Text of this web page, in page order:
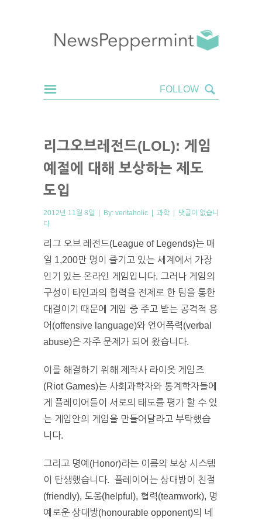
리그오브레전드(LOL): 게임
예절에 대해 보상하는 제도
도입
2012년 11월 8일 | By: veritaholic | 과학 | 댓글이 없습니
다
리그 오브 레전드(League of Legends)는 매
일 1,200만 명이 즐기고 있는 세계에서 가장
인기 있는 온라인 게임입니다. 그러나 게임의
구성이 타인과의 협력을 전제로 한 팀을 통한
대결이기 때문에 게임 중 주고 받는 공격적 용
어(offensive language)와 언어폭력(verbal
abuse)은 자주 문제가 되어 왔습니다.
이를 해결하기 위해 제작사 라이옷 게임즈
(Riot Games)는 사회과학자와 통계학자들에
게 플레이어들이 서로의 태도를 평가 할 수 있
는 게임안의 게임을 만들어달라고 부탁했습
니다.
그리고 명예(Honor)라는 이름의 보상 시스템
이 탄생했습니다. 플레이어는 상대방이 친절
(friendly), 도움(helpful), 협력(teamwork), 명
예로운 상대방(honourable opponent)의 네